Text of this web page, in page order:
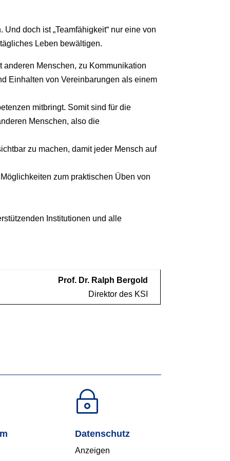
doch ist „Teamfähigkeit“ nur eine von
Leben bewältigen.
Menschen, zu Kommunikation
Einhalten von Vereinbarungen als einem
mitbringt. Somit sind für die
Menschen, also die
zu machen, damit jeder Mensch auf
zum praktischen Üben von
Institutionen und alle
Prof. Dr. Ralph Bergold
Direktor des KSI
~
Datenschutz
Anzeigen